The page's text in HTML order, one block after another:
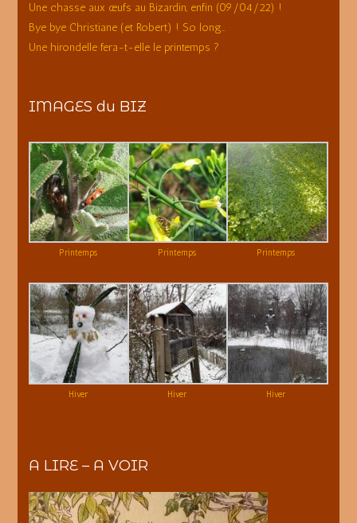
Une chasse aux œufs au Bizardin, enfin (09/04/22) !
Bye bye Christiane (et Robert) ! So long…
Une hirondelle fera-t-elle le printemps ?
IMAGES du BIZ
Printemps Printemps Printemps
Hiver Hiver Hiver
A LIRE – A VOIR